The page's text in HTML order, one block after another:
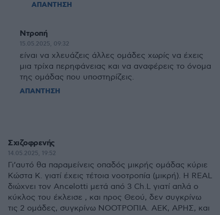
ΑΠΑΝΤΗΣΗ
Ντροπή
15.05.2025, 09:32
είναι να χλευάζεις άλλες ομάδες χωρίς να έχεις
μια τρίχα περηφάνειας και να αναφέρεις το όνομα
της ομάδας που υποστηρίζεις.
ΑΠΑΝΤΗΣΗ
Σχιζοφρενής
14.05.2025, 19:52
Γι’αυτό θα παραμείνεις οπαδός μικρής ομάδας κύριε
Κώστα Κ. γιατί έχεις τέτοια νοοτροπία (μικρή). Η REAL
διώχνει τον Ancelotti μετά από 3 Ch.L γιατί απλά ο
κύκλος του έκλεισε , και προς Θεού, δεν συγκρίνω
τις 2 ομάδες, συγκρίνω ΝΟΟΤΡΟΠΙΑ. ΑΕΚ, ΑΡΗΣ, και